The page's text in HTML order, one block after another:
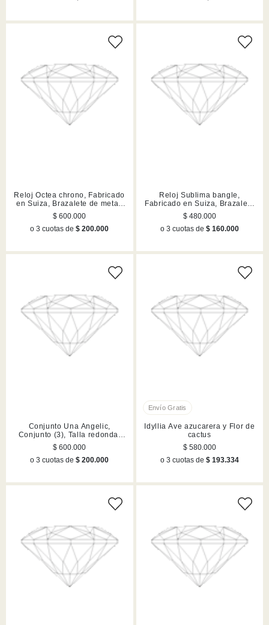
Reloj Octea chrono, Fabricado
en Suiza, Brazalete de metal,
Dorado, Acabado en tono oro
champán
$ 600.000
o 3 cuotas de$ 200.000
Reloj Sublima bangle,
Fabricado en Suiza, Brazalete
de metal, Dorado, Acabado en
tono oro champán
$ 480.000
o 3 cuotas de $ 160.000
Conjunto Una Angelic,
Conjunto (3), Talla redonda,
Blanco, Acabado en tono oro
$ 600.000
o 3 cuotas de$ 200.000
Idyllia Ave azucarera y Flor de
cactus
$ 580.000
o 3 cuotas de $ 193.334